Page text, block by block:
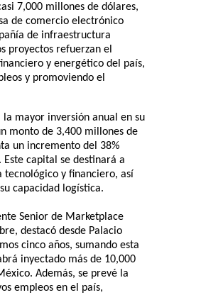
7,000 millones de dólares,
de comercio electrónico
de infraestructura
proyectos refuerzan el
y energético del país,
y promoviendo el
mayor inversión anual en su
monto de 3,400 millones de
un incremento del 38%
capital se destinará a
tecnológico y financiero, así
capacidad logística.
Senior de Marketplace
destacó desde Palacio
cinco años, sumando esta
inyectado más de 10,000
Además, se prevé la
empleos en el país,